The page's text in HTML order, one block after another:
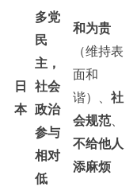
日
本
多党
民
主，
社会
政治
参与
相对
低
和为贵
（维持表
面和
谐）、 社
会规范、
不给他人
添麻烦